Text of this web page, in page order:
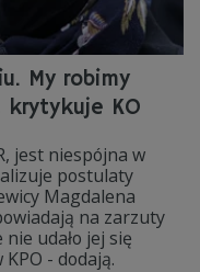
My robimy
krytykuje KO
jest niespójna w
postulaty
Magdalena
na zarzuty
udało jej się
- dodają.